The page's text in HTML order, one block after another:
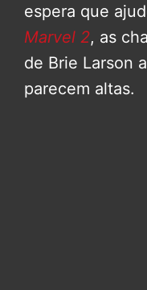
espera que
Marvel 2, as
de Brie Larson
parecem altas.